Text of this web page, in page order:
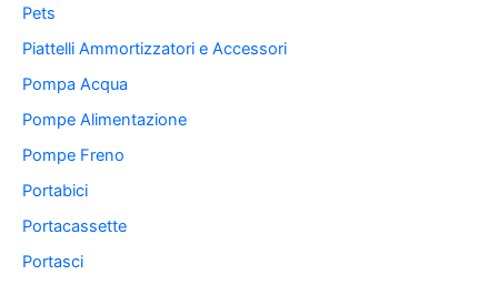
Pets
Piattelli Ammortizzatori e Accessori
Pompa Acqua
Pompe Alimentazione
Pompe Freno
Portabici
Portacassette
Portasci